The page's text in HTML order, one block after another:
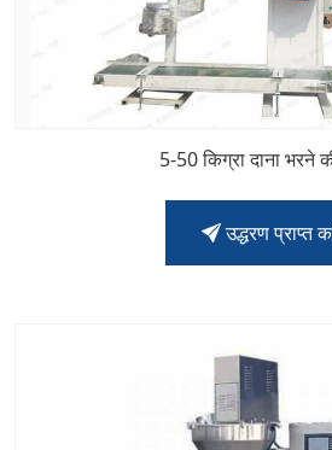
5-50 किग्रा दाना भरने
उद्धरण प्राप्त